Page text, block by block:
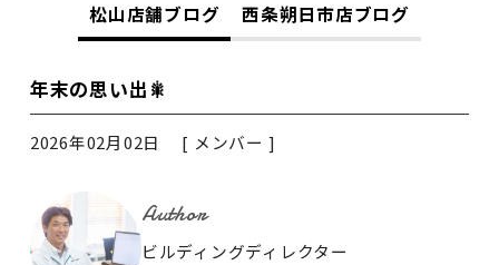
松山店舗ブログ 西条朔日市店ブログ
年末の思い出🎇
2026年02月02日 [ メンバー ]
Author
ビルディングディレクター